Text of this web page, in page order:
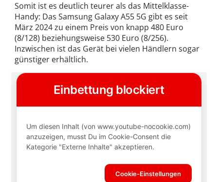
Somit ist es deutlich teurer als das Mittelklasse-
Handy: Das Samsung Galaxy A55 5G gibt es seit
März 2024 zu einem Preis von knapp 480 Euro
(8/128) beziehungsweise 530 Euro (8/256).
Inzwischen ist das Gerät bei vielen Händlern sogar
günstiger erhältlich.